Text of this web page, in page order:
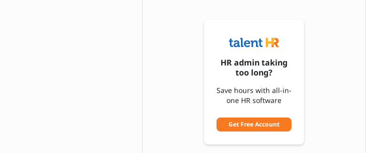
HR admin taking
too long?
Save hours with all-in-
one HR software
Get Free Account